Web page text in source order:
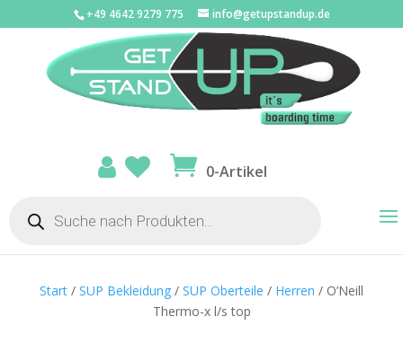
+49 4642 9279 775 info@getupstandup.de
0-Artikel
search
Start / SUP Bekleidung / SUP Oberteile / Herren / O’Neill
Thermo-x l/s top